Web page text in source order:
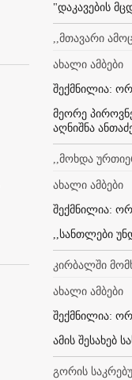
"დაკავების
,,მთავარი
ახალი ამბები
შექმნილია:
მეორე
აღნიშნა
,,მოხდა
ახალი ამბები
შექმნილია:
,,სანთლები
კირბალში
ახალი ამბები
შექმნილია:
ამის შესახებ
გორის